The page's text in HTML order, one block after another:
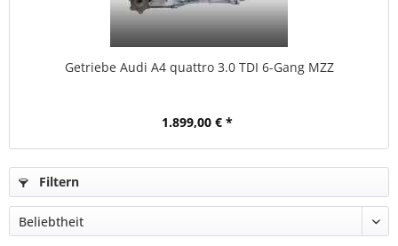
Getriebe Audi A4 quattro 3.0 TDI 6-Gang MZZ
1.899,00 € *
Filtern